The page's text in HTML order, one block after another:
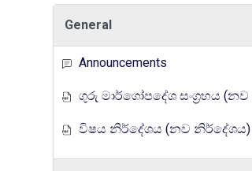
General
Announcements
ගුරු මාර්ගෝපදේශ සංග්‍රහය (නව නිර්දේශය)
විෂය නිර්දේශය (නව නිර්දේශය)